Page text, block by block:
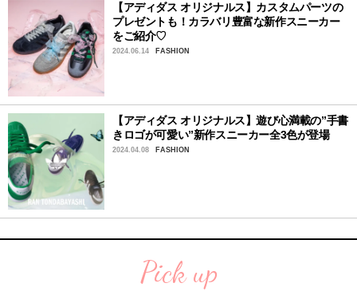
【アディダス オリジナルス】カスタムパーツの
プレゼントも！カラバリ豊富な新作スニーカー
をご紹介♡
2024.06.14 FASHION
【アディダス オリジナルス】遊び心満載の”手書
きロゴが可愛い”新作スニーカー全3色が登場
2024.04.08 FASHION
Pick up